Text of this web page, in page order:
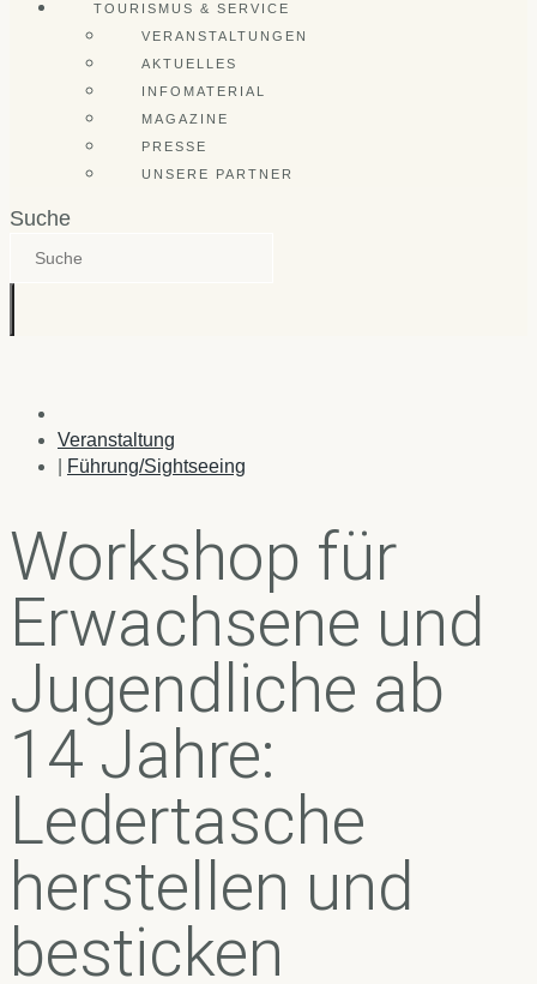
TOURISMUS & SERVICE
VERANSTALTUNGEN
AKTUELLES
INFOMATERIAL
MAGAZINE
PRESSE
UNSERE PARTNER
Suche
Veranstaltung
Führung/Sightseeing
Workshop für
Erwachsene und
Jugendliche ab
14 Jahre:
Ledertasche
herstellen und
besticken